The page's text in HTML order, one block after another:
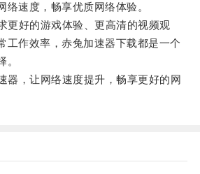
络速度，畅享优质网络体验。
好的游戏体验、更高清的视频观
工作效率，赤兔加速器下载都是一个
。
，让网络速度提升，畅享更好的网